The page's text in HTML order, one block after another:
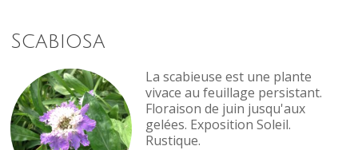
Scabiosa
La scabieuse est une plante
vivace au feuillage persistant.
Floraison de juin jusqu'aux
gelées. Exposition Soleil.
Rustique.